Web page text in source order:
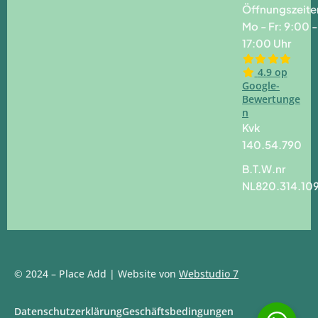
Mo - Fr: 9:00 -
17:00 Uhr
4.9 op
Google-
Bewertunge
n
Kvk
140.54.790
B.T.W.nr
© 2024 – Place Add | Website von Webstudio 7
DatenschutzerklärungGeschäftsbedingungen